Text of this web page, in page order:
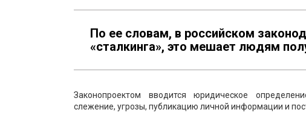
По ее словам, в российском
«сталкинга», это мешает людям
Законопроектом вводится юридическое
слежение, угрозы, публикацию личной информации и